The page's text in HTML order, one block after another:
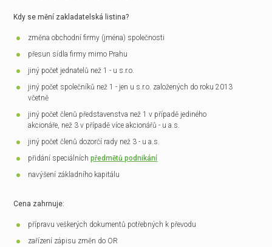
Kdy se mění zakladatelská listina?
změna obchodní firmy (jména) společnosti
přesun sídla firmy mimo Prahu
jiný počet jednatelů než 1 - u s.r.o.
jiný počet společníků než 1 - jen u s.r.o. založených do roku 2013
včetně
jiný počet členů představenstva než 1 v případě jediného
akcionáře, než 3 v případě více akcionářů - u a.s.
jiný počet členů dozorčí rady než 3 - u a.s.
přidání speciálníchpředmětů podnikání
navýšení základního kapitálu
Cena zahrnuje:
přípravu veškerých dokumentů potřebných k převodu
zařízení zápisu změn do OR